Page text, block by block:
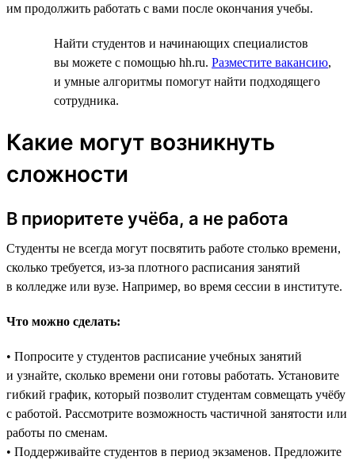
им продолжить работать с вами после окончания учебы.
Найти студентов и начинающих специалистов
вы можете с помощью hh.ru. Разместите вакансию,
и умные алгоритмы помогут найти подходящего
сотрудника.
Какие могут возникнуть
сложности
В приоритете учёба, а не работа
Студенты не всегда могут посвятить работе столько времени,
сколько требуется, из-за плотного расписания занятий
в колледже или вузе. Например, во время сессии в институте.
Что можно сделать:
• Попросите у студентов расписание учебных занятий
и узнайте, сколько времени они готовы работать. Установите
гибкий график, который позволит студентам совмещать учёбу
с работой. Рассмотрите возможность частичной занятости или
работы по сменам.
• Поддерживайте студентов в период экзаменов. Предложите